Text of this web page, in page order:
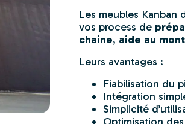
Les meubles Kanban
vos process de
chaine, aide au
Leurs avantages :
Fiabilisation du
Intégration
Simplicité